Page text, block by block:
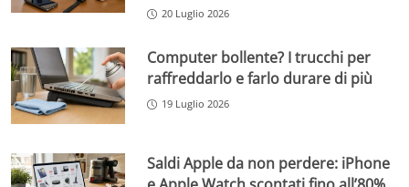
20 Luglio 2026
Computer bollente? I trucchi per
raffreddarlo e farlo durare di più
19 Luglio 2026
Saldi Apple da non perdere: iPhone